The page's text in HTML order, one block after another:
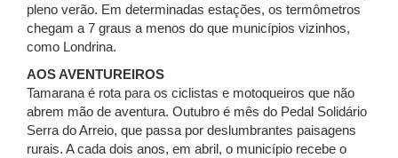
pleno verão. Em determinadas estações, os termômetros
chegam a 7 graus a menos do que municípios vizinhos,
como Londrina.
AOS AVENTUREIROS
Tamarana é rota para os ciclistas e motoqueiros que não
abrem mão de aventura. Outubro é mês do Pedal Solidário
Serra do Arreio, que passa por deslumbrantes paisagens
rurais. A cada dois anos, em abril, o município recebe o